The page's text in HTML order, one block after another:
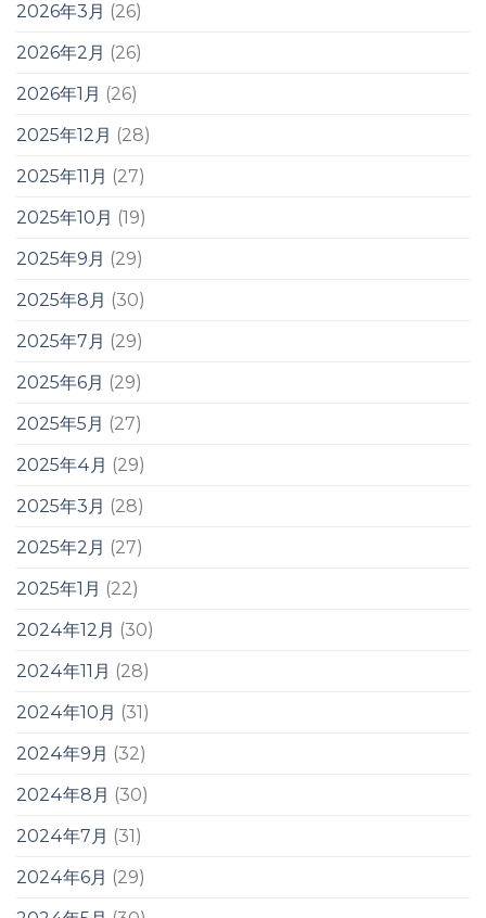
2026年3月 (26)
2026年2月 (26)
2026年1月 (26)
2025年12月 (28)
2025年11月 (27)
2025年10月 (19)
2025年9月 (29)
2025年8月 (30)
2025年7月 (29)
2025年6月 (29)
2025年5月 (27)
2025年4月 (29)
2025年3月 (28)
2025年2月 (27)
2025年1月 (22)
2024年12月 (30)
2024年11月 (28)
2024年10月 (31)
2024年9月 (32)
2024年8月 (30)
2024年7月 (31)
2024年6月 (29)